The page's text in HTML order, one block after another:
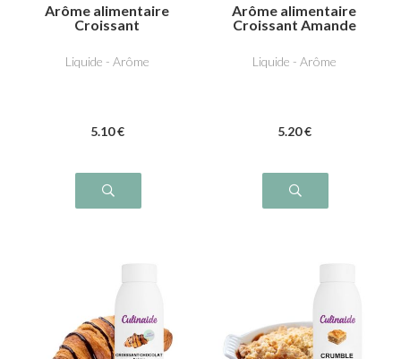
Arôme alimentaire
Croissant
Liquide - Arôme
5.10 €
Arôme alimentaire
Croissant Amande
Liquide - Arôme
5.20 €